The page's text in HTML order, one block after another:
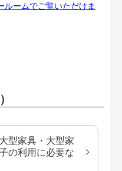
ルームでご覧いただけま
型家具・大型家
の利用に必要な